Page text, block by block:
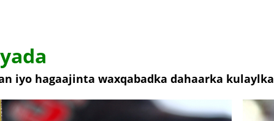
iyo hagaajinta waxqabadka dahaarka kulaylka